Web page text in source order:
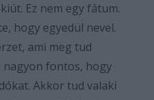
Ez nem egy fátum.
hogy egyedül nevel.
ami meg tud
nagyon fontos, hogy
Akkor tud valaki